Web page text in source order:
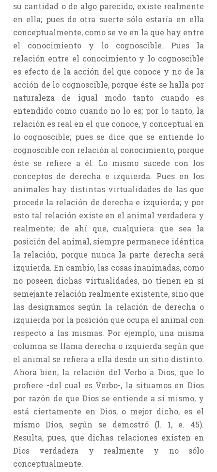
su cantidad o de algo parecido, existe realmente
en ella; pues de otra suerte sólo estaría en ella
conceptualmente, como se ve en la que hay entre
el conocimiento y lo cognoscible. Pues la
relación entre el conocimiento y lo cognoscible
es efecto de la acción del que conoce y no de la
acción de lo cognoscible, porque éste se halla por
naturaleza de igual modo tanto cuando es
entendido como cuando no lo es; por lo tanto, la
relación es real en el que conoce, y conceptual en
lo cognoscible; pues se dice que se entiende lo
cognoscible con relación al conocimiento, porque
éste se refiere a él. Lo mismo sucede con los
conceptos de derecha e izquierda. Pues en los
animales hay distintas virtualidades de las que
procede la relación de derecha e izquierda; y por
esto tal relación existe en el animal verdadera y
realmente; de ahí que, cualquiera que sea la
posición del animal, siempre permanece idéntica
la relación, porque nunca la parte derecha será
izquierda. En cambio, las cosas inanimadas, como
no poseen dichas virtualidades, no tienen en sí
semejante relación realmente existente, sino que
las designamos según la relación de derecha o
izquierda por la posición que ocupa el animal con
respecto a las mismas. Por ejemplo, una misma
columna se llama derecha o izquierda según que
el animal se refiera a ella desde un sitio distinto.
Ahora bien, la relación del Verbo a Dios, que lo
profiere -del cual es Verbo-, la situamos en Dios
por razón de que Dios se entiende a sí mismo, y
está ciertamente en Dios, o mejor dicho, es el
mismo Dios, según se demostró (l. 1, e. 45).
Resulta, pues, que dichas relaciones existen en
Dios verdadera y realmente y no sólo
conceptualmente.